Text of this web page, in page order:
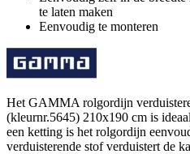
te laten maken
Eenvoudig te monteren
Het GAMMA rolgordijn
(kleurnr.5645) 210x190 cm is
een ketting is het rolgordijn
verduisterende stof verduistert de